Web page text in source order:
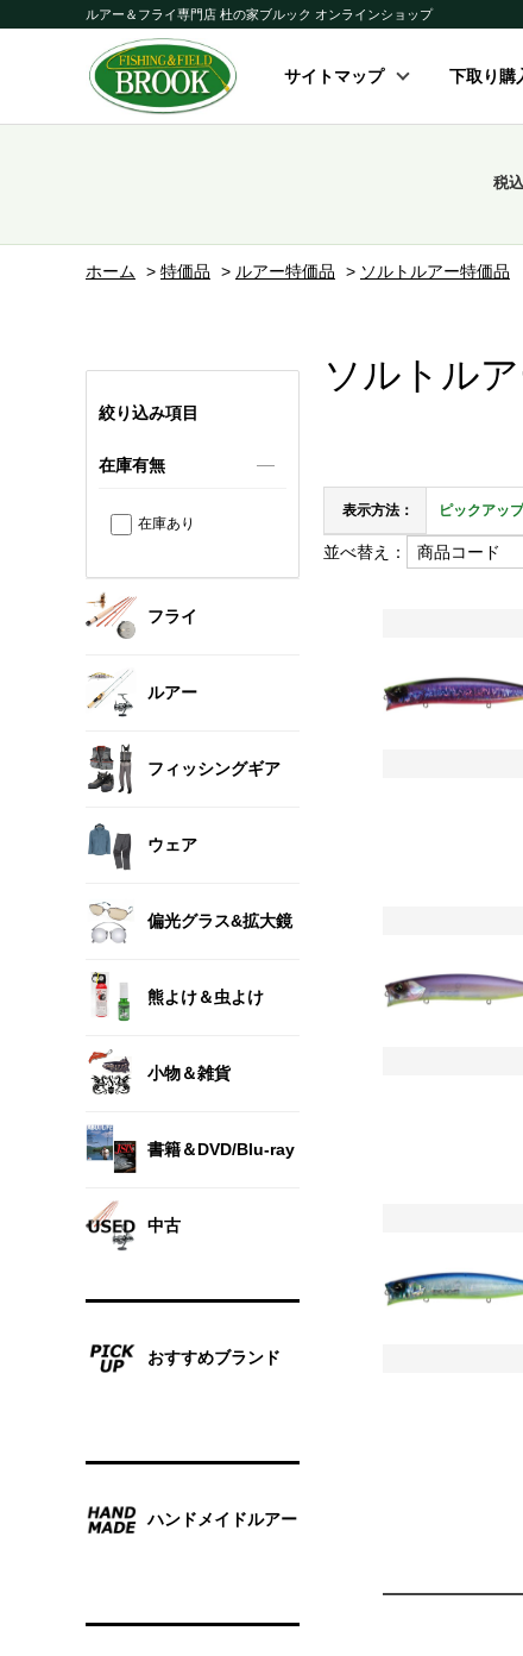
ルアー＆フライ専門店 杜の家ブルック オンラインショップ
サイトマップ 下取り購
税
ホーム > 特価品 > ルアー特価品 > ソルトルアー特価品
絞り込み項目
在庫有無
在庫あり
フライ
ルアー
フィッシングギア
ウェア
偏光グラス&拡大鏡
熊よけ＆虫よけ
小物＆雑貨
書籍＆DVD/Blu-ray
中古
おすすめブランド
ハンドメイドルアー
ソルトル
表示方法： ピックアップ
並べ替え：